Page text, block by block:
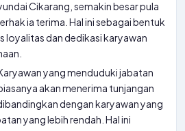
Cikarang, semakin besar pula
ia terima. Hal ini sebagai bentuk
loyalitas dan dedikasi karyawan
yang menduduki jabatan
akan menerima tunjangan
dengan karyawan yang
yang lebih rendah. Hal ini